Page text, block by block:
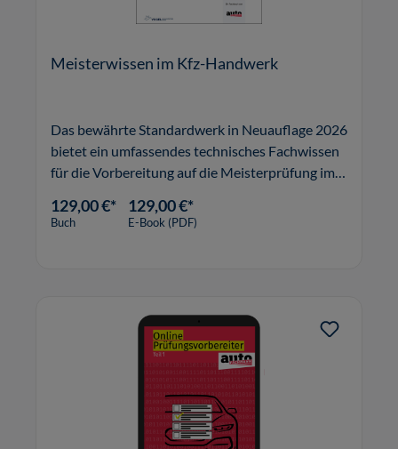
Meisterwissen im Kfz-Handwerk
Das bewährte Standardwerk in Neuauflage 2026
bietet ein umfassendes technisches Fachwissen
für die Vorbereitung auf die Meisterprüfung im
Nachschlagewerk.
129,00 €*
Buch
129,00 €*
E-Book (PDF)